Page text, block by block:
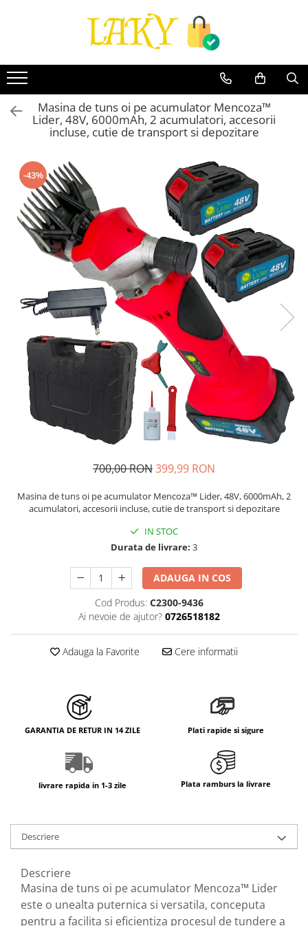
Toate Produsele
Îngrijire personală & Cosmetice
Casă & Grădină
Diverse
Accesorii telefoane & Gadgeturi
TV, Audio-Video & Foto
Gaming & Jucării
Jocuri si Jucarii
Electrocasnice & Electronice
Accesorii auto
Divertisment
Truse, Scule de mana si unelte
Lumea copiilor
Pet Shop
Auto, Moto, Vehicule Electrice
Componente IT
Instalatii luminoase, Brazi Artificiali
de Craciun
Sisteme de supraveghere si
securitate
Masina de tuns oi pe acumulator Mencoza™
Lider, 48V, 6000mAh, 2 acumulatori, accesorii
incluse, cutie de transport si depozitare
-43%
700,00 RON399,99 RON
Masina de tuns oi pe acumulator Mencoza™ Lider, 48V, 6000mAh, 2
acumulatori, accesorii incluse, cutie de transport si depozitare
IN STOC
Durata de livrare: 3
ADAUGA IN COS
Cod Produs: C2300-9436
Ai nevoie de ajutor? 0726518182
Adauga la Favorite Cere informatii
GARANTIA DE RETUR IN 14 ZILE Plati rapide si sigure
livrare rapida in 1-3 zile Plata ramburs la livrare
Descriere
Descriere
Masina de tuns oi pe acumulator Mencoza™ Lider
este o unealta puternica si versatila, conceputa
pentru a facilita si eficientiza procesul de tundere a